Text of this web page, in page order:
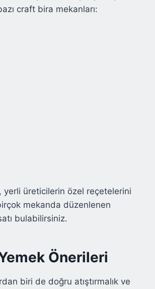
craft bira mekanları:
yerli üreticilerin özel reçetelerini
mekanda düzenlenen
bulabilirsiniz.
Önerileri
biri de doğru atıştırmalık ve